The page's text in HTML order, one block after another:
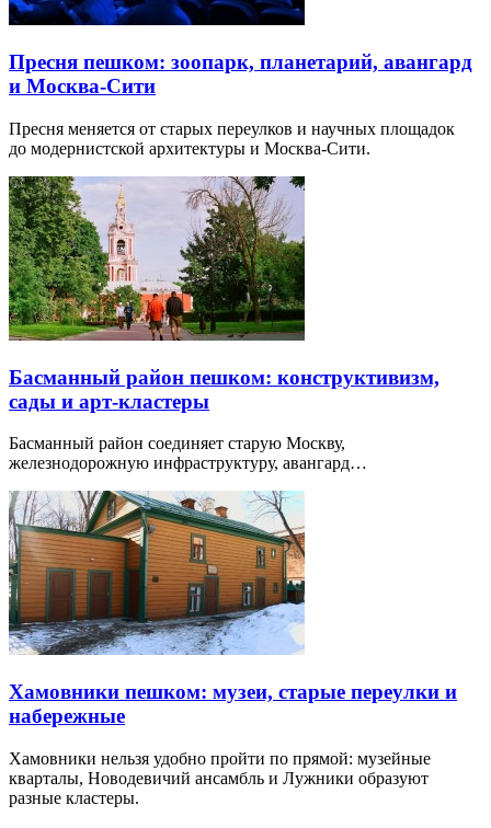
Пресня пешком: зоопарк, планетарий, авангард
и Москва-Сити
Пресня меняется от старых переулков и научных площадок
до модернистской архитектуры и Москва-Сити.
Басманный район пешком: конструктивизм,
сады и арт-кластеры
Басманный район соединяет старую Москву,
железнодорожную инфраструктуру, авангард…
Хамовники пешком: музеи, старые переулки и
набережные
Хамовники нельзя удобно пройти по прямой: музейные
кварталы, Новодевичий ансамбль и Лужники образуют
разные кластеры.